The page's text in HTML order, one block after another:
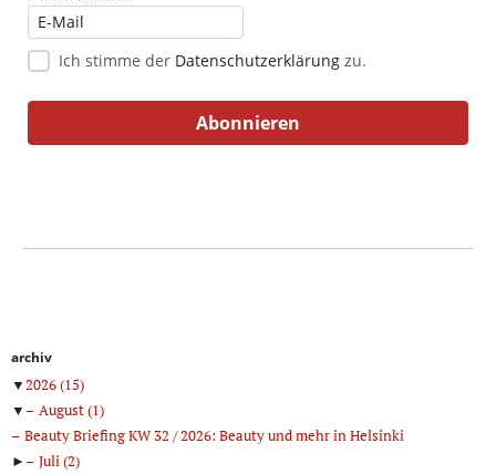
Ich stimme der Datenschutzerklärung zu.
archiv
▼2026(15)
▼
August(1)
Beauty Briefing KW 32 / 2026: Beauty und mehr in Helsinki
►
Juli(2)